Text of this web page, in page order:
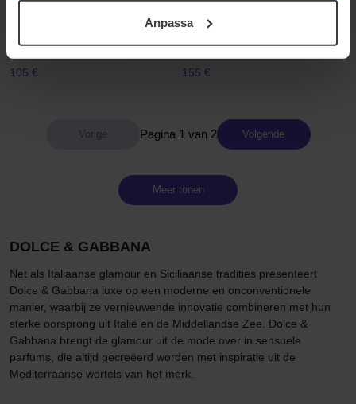
samt vår Integritetspolicy.Anpassa
105 €
Dolce & Gabbana
155 €
Pagina 1 van 2 Volgende
Meer tonen
DOLCE & GABBANA
Net als Italiaanse glamour en Siciliaanse tradities presenteert
Dolce & Gabbana luxe op een moderne en onconventionele
manier, waarbij ze vernieuwende innovatie combineren met hun
sterke oorsprong uit Italië en de Middellandse Zee. Dolce &
Gabbana brengt de glamour uit de mode over in sensuele
parfums, die altijd gecreëerd worden met inspiratie uit de
Mediterraanse wortels van het merk.